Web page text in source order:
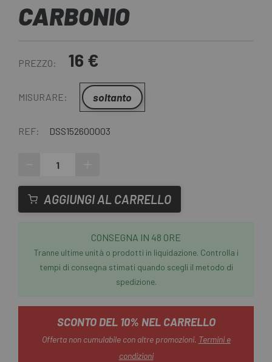
CARBONIO
PREZZO: 16 €
MISURARE: soltanto
REF: DSS152600003
AGGIUNGI AL CARRELLO
CONSEGNA IN 48 ORE
Tranne ultime unità o prodotti in liquidazione. Controlla i
tempi di consegna stimati quando scegli il metodo di
spedizione.
SCONTO DEL 10% NEL CARRELLO
Offerta non cumulabile con altre promozioni. Termini e
condizioni